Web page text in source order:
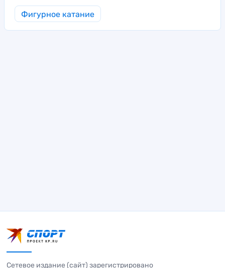
Фигурное катание
Сетевое издание (сайт) зарегистрировано